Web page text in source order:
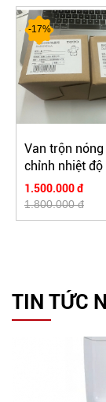
-17%
Van trộn
chỉnh nhiệt
TOTO
1.500.000 đ
1.800.000 đ
TIN TỨC